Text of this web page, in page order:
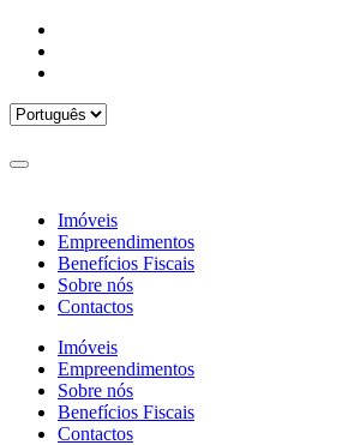
Imóveis
Empreendimentos
Benefícios Fiscais
Sobre nós
Contactos
Imóveis
Empreendimentos
Sobre nós
Benefícios Fiscais
Contactos